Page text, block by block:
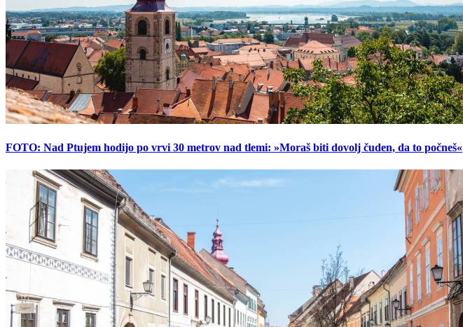
FOTO: Nad Ptujem hodijo po vrvi 30 metrov nad tlemi: »Moraš biti dovolj čuden, da to počneš«